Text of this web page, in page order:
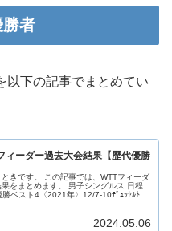
者
以下の記事でまとめてい
ィーダー過去大会結果【歴代優勝
ときです。 この記事では、WTTフィーダ
をまとめます。 男子シングルス 日程
ベスト4〈2021年〉12/7-10ﾃﾞｭｯｾﾙﾄﾞﾙ
2024.05.06